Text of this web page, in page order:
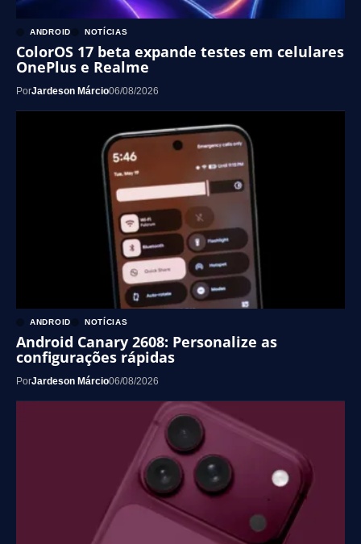
ANDROID NOTÍCIAS
ColorOS 17 beta expande testes em celulares
OnePlus e Realme
PorJardeson Márcio06/08/2026
ANDROID NOTÍCIAS
Android Canary 2608: Personalize as
configurações rápidas
PorJardeson Márcio06/08/2026